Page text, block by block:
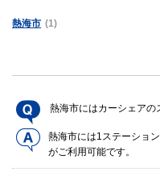
熱海市 (1)
熱海市にはカーシェアの
熱海市には1ステーショ
がご利用可能です。